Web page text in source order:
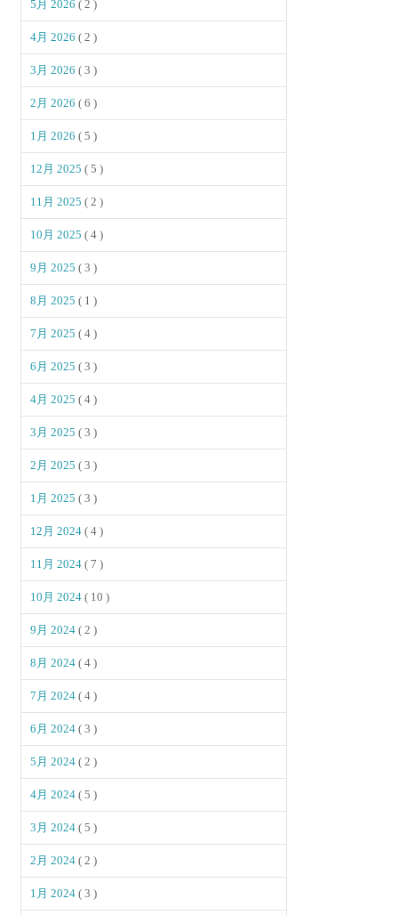
5月 2026( 2 )
4月 2026( 2 )
3月 2026( 3 )
2月 2026( 6 )
1月 2026( 5 )
12月 2025( 5 )
11月 2025( 2 )
10月 2025( 4 )
9月 2025( 3 )
8月 2025( 1 )
7月 2025( 4 )
6月 2025( 3 )
4月 2025( 4 )
3月 2025( 3 )
2月 2025( 3 )
1月 2025( 3 )
12月 2024( 4 )
11月 2024( 7 )
10月 2024( 10 )
9月 2024( 2 )
8月 2024( 4 )
7月 2024( 4 )
6月 2024( 3 )
5月 2024( 2 )
4月 2024( 5 )
3月 2024( 5 )
2月 2024( 2 )
1月 2024( 3 )